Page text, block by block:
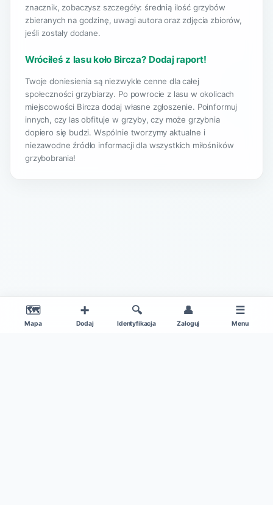
🗺️
Mapa
➕
Dodaj
🔍
Identyfikacja
👤
Zaloguj
☰
Menu
znacznik, zobaczysz szczegóły: średnią ilość grzybów
zbieranych na godzinę, uwagi autora oraz zdjęcia zbiorów,
jeśli zostały dodane.
Wróciłeś z lasu koło Bircza? Dodaj raport!
Twoje doniesienia są niezwykle cenne dla całej
społeczności grzybiarzy. Po powrocie z lasu w okolicach
miejscowości Bircza dodaj własne zgłoszenie. Poinformuj
innych, czy las obfituje w grzyby, czy może grzybnia
dopiero się budzi. Wspólnie tworzymy aktualne i
niezawodne źródło informacji dla wszystkich miłośników
grzybobrania!